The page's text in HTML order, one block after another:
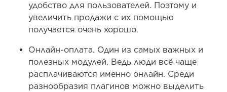
удобство для пользователей. Поэтому и
увеличить продажи с их помощью
получается очень хорошо.
Онлайн-оплата. Один из самых важных и
полезных модулей. Ведь люди всё чаще
расплачиваются именно онлайн. Среди
разнообразия плагинов можно выделить